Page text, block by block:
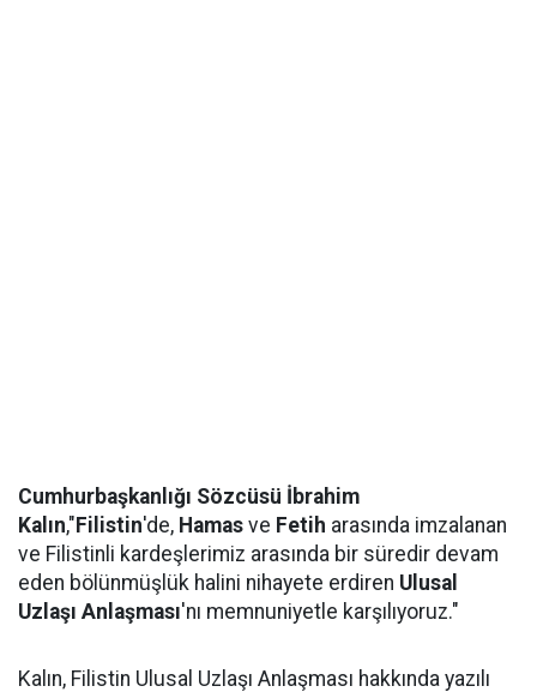
Cumhurbaşkanlığı Sözcüsü İbrahim
Kalın," Filistin'de, Hamas ve Fetih arasında imzalanan
ve Filistinli kardeşlerimiz arasında bir süredir devam
eden bölünmüşlük halini nihayete erdiren Ulusal
Uzlaşı Anlaşması'nı memnuniyetle karşılıyoruz."
Kalın, Filistin Ulusal Uzlaşı Anlaşması hakkında yazılı